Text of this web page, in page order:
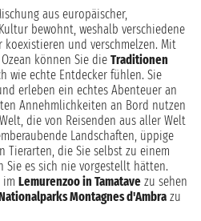
aus europäischer,
bewohnt, weshalb verschiedene
und verschmelzen. Mit
können Sie die Traditionen
wie echte Entdecker fühlen. Sie
erleben ein echtes Abenteuer an
Annehmlichkeiten an Bord nutzen
die von Reisenden aus aller Welt
Landschaften, üppige
Tierarten, die Sie selbst zu einem
Sie es sich nie vorgestellt hätten.
im Lemurenzoo in Tamatave zu sehen
Montagnes d'Ambra zu